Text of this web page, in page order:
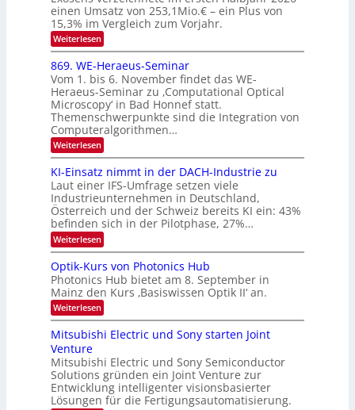
O
N
2
0
2
6
i
e
K
I
m
i
t
d
e
n
k
t
einen Umsatz von 253,1Mio.€ – ein Plus von
15,3% im Vergleich zum Vorjahr.
Weiterlesen:
E
x
o
s
e
n
s
m
e
l
d
e
t
s
t
a
r
k
e
W
a
c
h
s
u
i
m
e
r
s
869. WE-Heraeus-Seminar
Vom 1. bis 6. November findet das WE-
Heraeus-Seminar zu ‚Computational Optical
Microscopy‘ in Bad Honnef statt.
Themenschwerpunkte sind die Integration von
Computeralgorithmen…
Weiterlesen:
8
9
.
W
E
-
H
e
r
a
e
u
s
-
S
e
n
a
r
KI-Einsatz nimmt in der DACH-Industrie zu
Laut einer IFS-Umfrage setzen viele
Industrieunternehmen in Deutschland,
Österreich und der Schweiz bereits KI ein: 43%
befinden sich in der Pilotphase, 27%…
Weiterlesen:
K
-
E
i
n
s
t
n
m
m
t
Optik-Kurs von Photonics Hub
Photonics Hub bietet am 8. September in
Mainz den Kurs ‚Basiswissen Optik II‘ an.
Weiterlesen:
O
p
t
k
-
K
u
r
Mitsubishi Electric und Sony starten Joint
Venture
Mitsubishi Electric und Sony Semiconductor
Solutions gründen ein Joint Venture zur
Entwicklung intelligenter visionsbasierter
Lösungen für die Fertigungsautomatisierung.